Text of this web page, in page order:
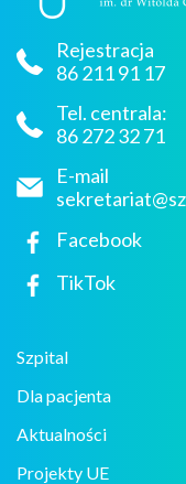
Rejestracja
86 211 91 17
Tel. centrala:
86 272 32 71
E-mail
Facebook
TikTok
Szpital
Dla pacjenta
Aktualności
Projekty UE